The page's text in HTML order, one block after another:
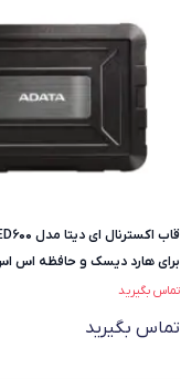
اینچی
تماس بگیرید
تماس بگیرید